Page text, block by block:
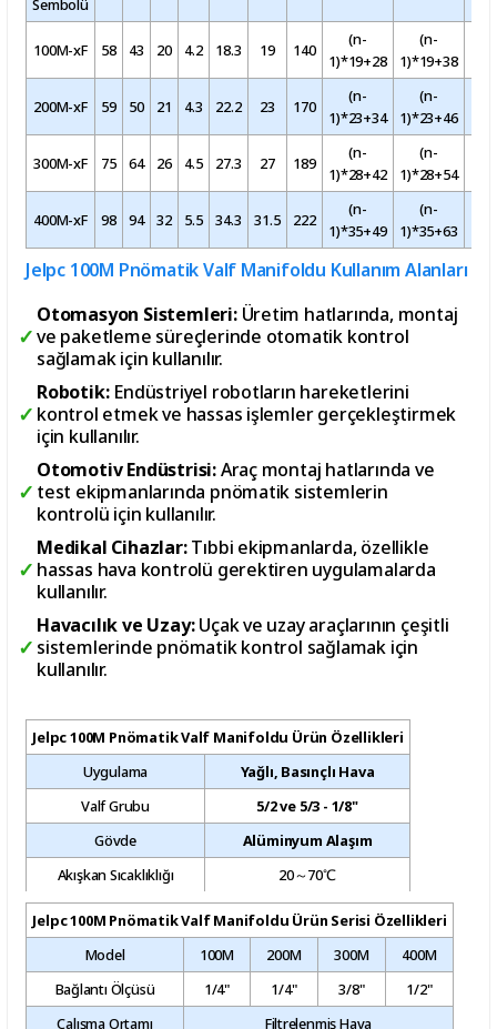
Sembolü
100M-xF 58 43 20 4.2 18.3 19 140
(n-
1)*19+28
(n-
1)*19+38
200M-xF 59 50 21 4.3 22.2 23 170
(n-
1)*23+34
(n-
1)*23+46
300M-xF 75 64 26 4.5 27.3 27 189
(n-
1)*28+42
(n-
1)*28+54
400M-xF 98 94 32 5.5 34.3 31.5 222
(n-
1)*35+49
(n-
1)*35+63
Jelpc 100M Pnömatik Valf Manifoldu Kullanım Alanları
Otomasyon Sistemleri: Üretim hatlarında, montaj
ve paketleme süreçlerinde otomatik kontrol
sağlamak için kullanılır.
Robotik: Endüstriyel robotların hareketlerini
kontrol etmek ve hassas işlemler gerçekleştirmek
için kullanılır.
Otomotiv Endüstrisi:Araç montaj hatlarında ve
test ekipmanlarında pnömatik sistemlerin
kontrolü için kullanılır.
Medikal Cihazlar:Tıbbi ekipmanlarda, özellikle
hassas hava kontrolü gerektiren uygulamalarda
kullanılır.
Havacılık ve Uzay:Uçak ve uzay araçlarının çeşitli
sistemlerinde pnömatik kontrol sağlamak için
kullanılır.
Jelpc 100M Pnömatik Valf Manifoldu Ürün Özellikleri
Uygulama
Yağlı, Basınçlı Hava
Valf Grubu
5/2 ve 5/3 - 1/8"
Gövde
Alüminyum Alaşım
Akışkan Sıcaklıklığı
20～70℃
Jelpc 100M Pnömatik Valf Manifoldu Ürün Serisi Özellikleri
Model
100M 200M 300M
400M
Bağlantı Ölçüsü
1/4" 1/4" 3/8"
1/2"
Çalışma Ortamı
Filtrelenmiş Hava